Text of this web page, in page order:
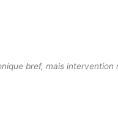
bref, mais intervention